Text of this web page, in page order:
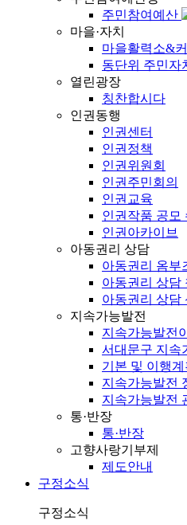
주민참여예산
마을·자치
마을활력소&
동단위 주민자
열린광장
칭찬합시다
인권동행
인권센터
인권정책
인권위원회
인권주민회의
인권교육
인권작품 공모
인권아카이브
아동권리 상담
아동권리 옴부
아동권리 상담
아동권리 상담
지속가능발전
지속가능발전
서대문구 지속
기본 및 이행계
지속가능발전
지속가능발전
통·반장
통·반장
고향사랑기부제
제도안내
구정소식
구정소식